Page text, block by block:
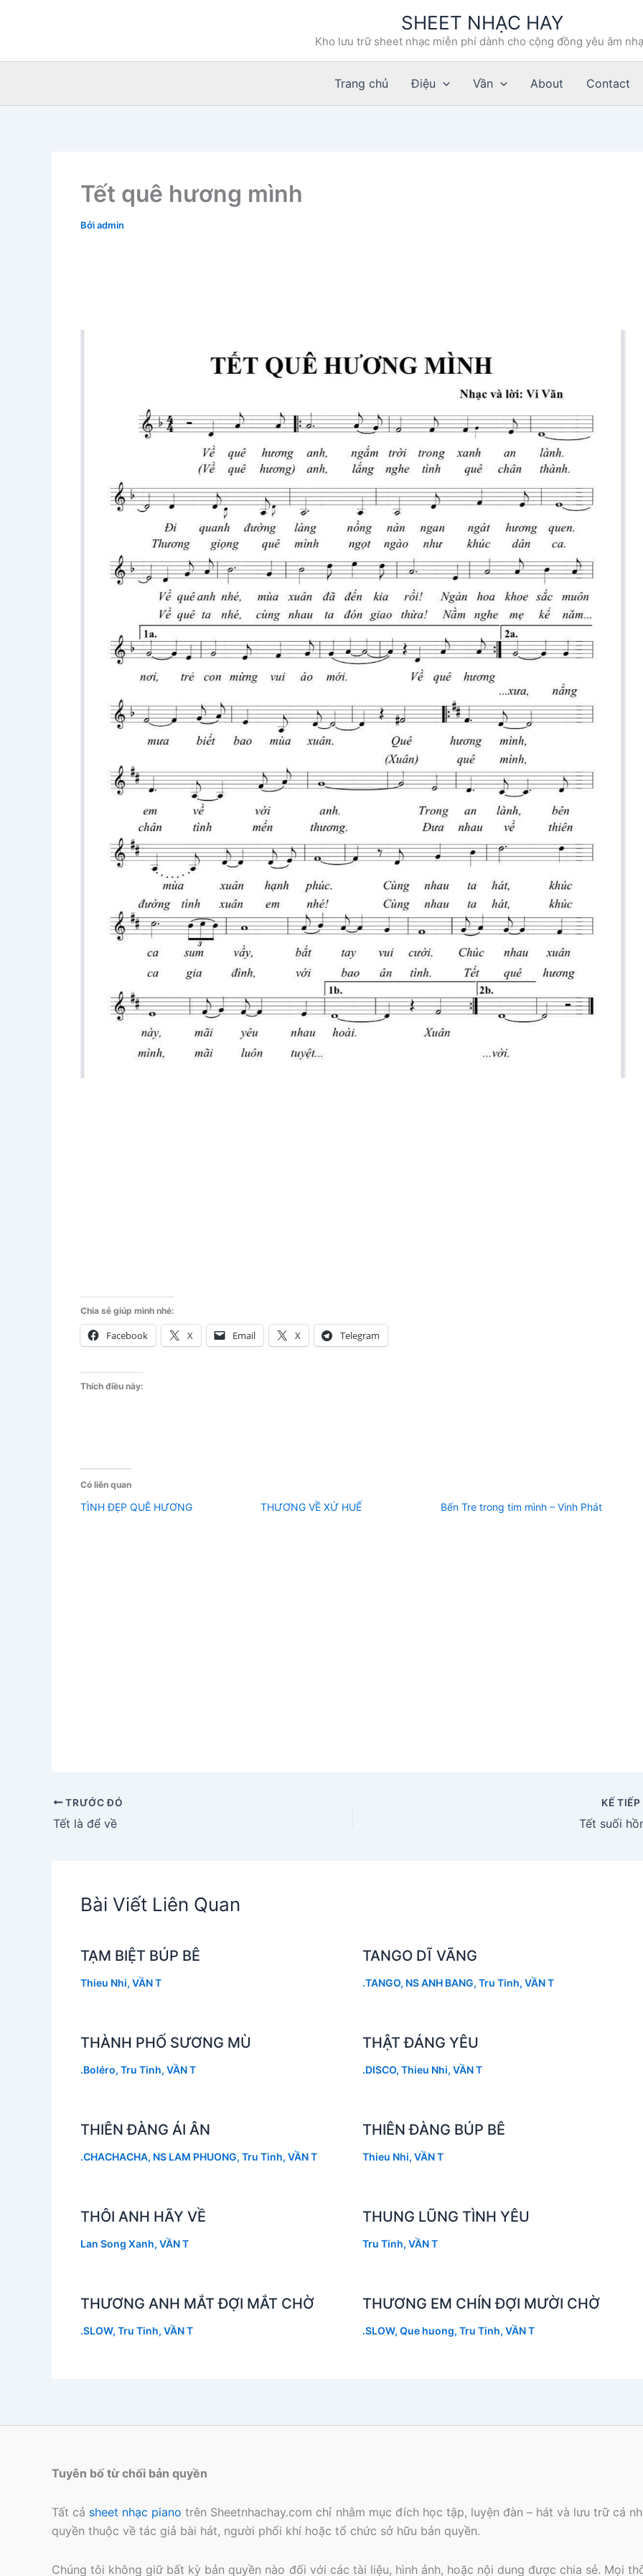
dung
SHEET NHẠC HAY
Kho lưu trữ sheet nhạc miễn phí dành cho cộng đồng yêu âm
Trang chủ Điệu Vần About Contact
Tết quê hương mình
Bởiadmin
Chia sẻ giúp mình nhé:
Facebook X Email X Telegram
Thích điều này:
Có liên quan
TÌNH ĐẸP QUÊ HƯƠNG THƯƠNG VỀ XỨ HUẾ Bến Tre trong tim mình – Vinh Phát
TRƯỚC ĐÓ
Tết là để về
KẾ TIẾP
Tết suối
Bài Viết Liên Quan
TẠM BIỆT BÚP BÊ
Thieu Nhi, VẦN T
TANGO DĨ VÃNG
.TANGO, NS ANH BANG, Tru Tinh, VẦN T
THÀNH PHỐ SƯƠNG MÙ
.Boléro, Tru Tinh, VẦN T
THẬT ĐÁNG YÊU
.DISCO, Thieu Nhi, VẦN T
THIÊN ĐÀNG ÁI ÂN
.CHACHACHA, NS LAM PHUONG, Tru Tinh, VẦN T
THIÊN ĐÀNG BÚP BÊ
Thieu Nhi, VẦN T
THÔI ANH HÃY VỀ
Lan Song Xanh, VẦN T
THUNG LŨNG TÌNH YÊU
Tru Tinh, VẦN T
THƯƠNG ANH MẮT ĐỢI MẮT CHỜ
.SLOW, Tru Tinh, VẦN T
THƯƠNG EM CHÍN ĐỢI MƯỜI CHỜ
.SLOW, Que huong, Tru Tinh, VẦN T
Tuyên bố từ chối bản quyền
Tất cả sheet nhạc pianotrên Sheetnhachay.com chỉ nhằm mục đích học tập, luyện đàn – hát và lưu trữ cá
quyền thuộc về tác giả bài hát, người phối khí hoặc tổ chức sở hữu bản quyền.
Chúng tôi không giữ bất kỳ bản quyền nào đối với các tài liệu, hình ảnh, hoặc nội dung được chia sẻ. Mọi